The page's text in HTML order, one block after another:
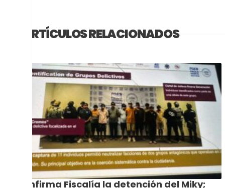
ARTÍCULOS RELACIONADOS
Confirma Fiscalía la detención del Miky;